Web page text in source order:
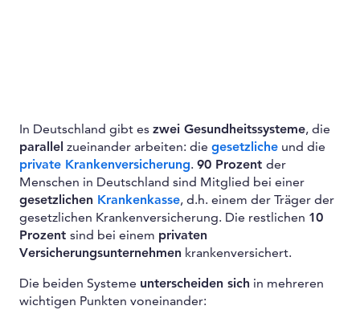
In Deutschland gibt es zwei Gesundheitssysteme, die
parallel zueinander arbeiten: die gesetzliche und die
private Krankenversicherung. 90 Prozent der
Menschen in Deutschland sind Mitglied bei einer
gesetzlichen Krankenkasse, d.h. einem der Träger der
gesetzlichen Krankenversicherung. Die restlichen 10
Prozent sind bei einem privaten
Versicherungsunternehmen krankenversichert.
Die beiden Systeme unterscheiden sich in mehreren
wichtigen Punkten voneinander: